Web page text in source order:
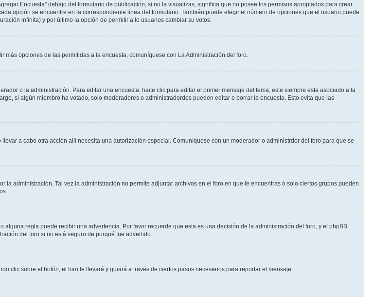
Encuesta" debajo del formulario de publicación; si no la visualizas, significa que no posee los permisos apropiados para crear
opción se encuentre en la correspondiente línea del formulario. También puede elegir el número de opciones que el usuario puede
infinita) y por último la opción de permitir a lo usuarios cambiar su votos.
opciones de las permitidas a la encuesta, comuníquese con La Administración del foro.
o la administración. Para editar una encuesta, hace clic para editar el primer mensaje del tema; este siempre esta asociado a la
si algún miembro ha votado, solo moderadores o administradordes pueden editar o borrar la encuesta. Esto evita que las
a cabo otra acción allí necesita una autorización especial. Comuníquese con un moderador o administrdor del foro para que se
administración. Tal vez la administración no permite adjuntar archivos en el foro en que le encuentras ó solo ciertos grupos pueden
regla puede recibir una advertencia. Por favor recuerde que esta es una decisión de la administración del foro, y el phpBB
del foro si no está seguro de porqué fue advertido.
clic sobre el botón, el foro le llevará y guiará a través de ciertos pasos necesarios para reportar el mensaje.